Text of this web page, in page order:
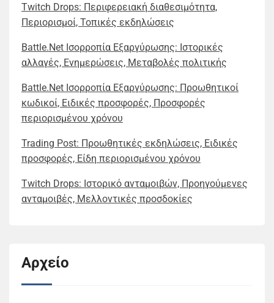
Twitch Drops: Περιφερειακή διαθεσιμότητα,
Περιορισμοί, Τοπικές εκδηλώσεις
Battle.Net Ισορροπία Εξαργύρωσης: Ιστορικές
αλλαγές, Ενημερώσεις, Μεταβολές πολιτικής
Battle.Net Ισορροπία Εξαργύρωσης: Προωθητικοί
κωδικοί, Ειδικές προσφορές, Προσφορές
περιορισμένου χρόνου
Trading Post: Προωθητικές εκδηλώσεις, Ειδικές
προσφορές, Είδη περιορισμένου χρόνου
Twitch Drops: Ιστορικό ανταμοιβών, Προηγούμενες
ανταμοιβές, Μελλοντικές προσδοκίες
Αρχείο